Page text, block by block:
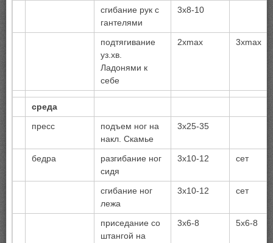
сгибание рук с
гантелями
3х8-10
подтягивание
уз.хв.
Ладонями к
себе
2хmax 3хmax
среда
пресс
подъем ног на
накл. Скамье
3х25-35
бедра
разгибание ног
сидя
3х10-12 сет
сгибание ног
лежа
3х10-12 сет
приседание со
штангой на
3х6-8 5х6-8